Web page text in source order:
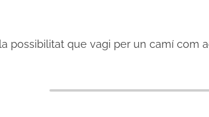
possibilitat que vagi per un camí com